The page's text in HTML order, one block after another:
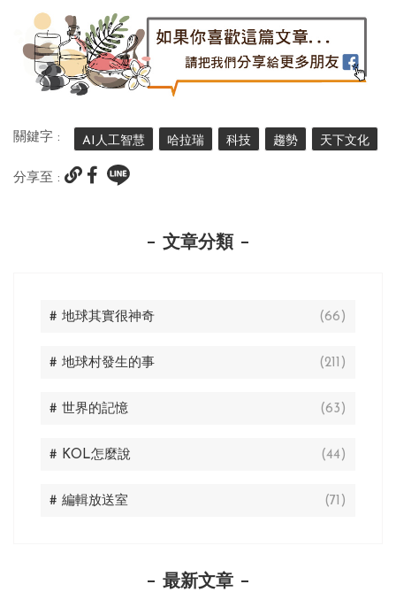
關鍵字 : AI人工智慧 哈拉瑞 科技 趨勢 天下文化
分享至 :
文章分類
# 地球其實很神奇 (66)
# 地球村發生的事 (211)
# 世界的記憶 (63)
# KOL怎麼說 (44)
# 編輯放送室 (71)
最新文章